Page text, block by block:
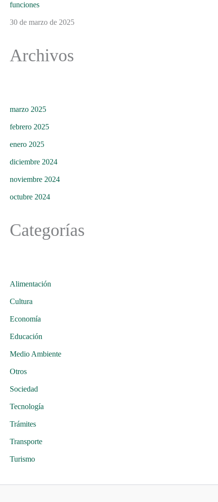
funciones
30 de marzo de 2025
Archivos
marzo 2025
febrero 2025
enero 2025
diciembre 2024
noviembre 2024
octubre 2024
Categorías
Alimentación
Cultura
Economía
Educación
Medio Ambiente
Otros
Sociedad
Tecnología
Trámites
Transporte
Turismo